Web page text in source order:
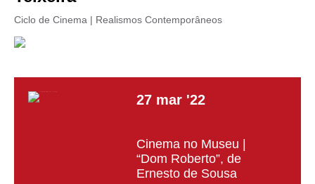
Ciclo de Cinema | Realismos Contemporâneos
27 mar '22
Cinema no Museu |
“Dom Roberto”, de
Ernesto de Sousa